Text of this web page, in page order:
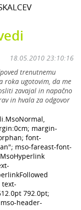
18.05.2010 23:10:16
trenutnemu
roka ugotovim, da me
zavajal in napačno
in hvala za odgovor
margin-
font-
mso-fareast-font-
792.0pt;
header-